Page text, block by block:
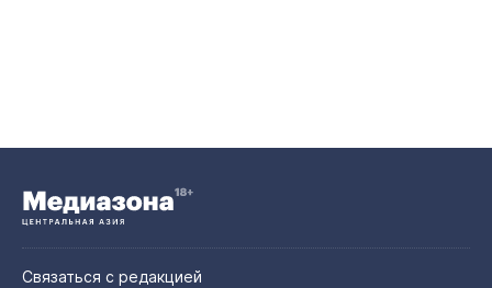
Связаться с редакцией